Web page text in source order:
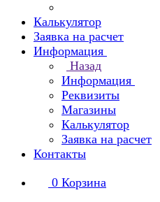
Калькулятор
Заявка на расчет
Информация
Назад
Информация
Реквизиты
Магазины
Калькулятор
Заявка на расчет
Контакты
0 Корзина